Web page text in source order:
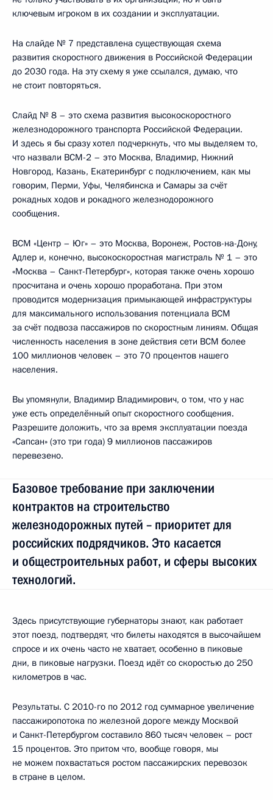
ключевым игроком в их создании и эксплуатации.
На слайде № 7 представлена существующая схема
развития скоростного движения в Российской Федерации
до 2030 года. На эту схему я уже ссылался, думаю, что
не стоит повторяться.
Слайд № 8 – это схема развития высокоскоростного
железнодорожного транспорта Российской Федерации.
И здесь я бы сразу хотел подчеркнуть, что мы выделяем то,
что назвали ВСМ-2 – это Москва, Владимир, Нижний
Новгород, Казань, Екатеринбург с подключением, как мы
говорим, Перми, Уфы, Челябинска и Самары за счёт
рокадных ходов и рокадного железнодорожного
сообщения.
ВСМ «Центр – Юг» – это Москва, Воронеж, Ростов-на-Дону,
Адлер и, конечно, высокоскоростная магистраль № 1 – это
«Москва – Санкт-Петербург», которая также очень хорошо
просчитана и очень хорошо проработана. При этом
проводится модернизация примыкающей инфраструктуры
для максимального использования потенциала ВСМ
за счёт подвоза пассажиров по скоростным линиям. Общая
численность населения в зоне действия сети ВСМ более
100 миллионов человек – это 70 процентов нашего
населения.
Вы упомянули, Владимир Владимирович, о том, что у нас
уже есть определённый опыт скоростного сообщения.
Разрешите доложить, что за время эксплуатации поезда
«Сапсан» (это три года) 9 миллионов пассажиров
перевезено.
Базовое требование при заключении
контрактов на строительство
железнодорожных путей – приоритет для
российских подрядчиков. Это касается
и общестроительных работ, и сферы высоких
технологий.
Здесь присутствующие губернаторы знают, как работает
этот поезд, подтвердят, что билеты находятся в высочайшем
спросе и их очень часто не хватает, особенно в пиковые
дни, в пиковые нагрузки. Поезд идёт со скоростью до 250
километров в час.
Результаты. С 2010-го по 2012 год суммарное увеличение
пассажиропотока по железной дороге между Москвой
и Санкт-Петербургом составило 860 тысяч человек – рост
15 процентов. Это притом что, вообще говоря, мы
не можем похвастаться ростом пассажирских перевозок
в стране в целом.